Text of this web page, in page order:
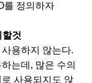
를 정의하자
할것
용하지 않는다.
는데, 많은 수의
사용되지도 않